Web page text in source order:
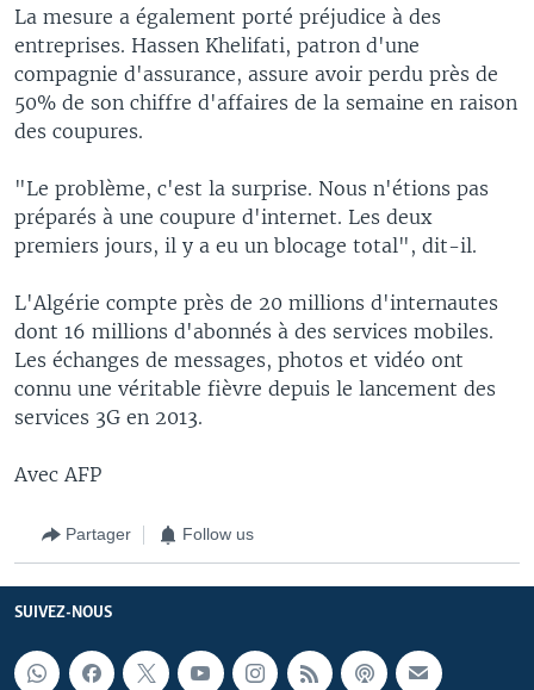
La mesure a également porté préjudice à des
entreprises. Hassen Khelifati, patron d'une
compagnie d'assurance, assure avoir perdu près de
50% de son chiffre d'affaires de la semaine en raison
des coupures.
"Le problème, c'est la surprise. Nous n'étions pas
préparés à une coupure d'internet. Les deux
premiers jours, il y a eu un blocage total", dit-il.
L'Algérie compte près de 20 millions d'internautes
dont 16 millions d'abonnés à des services mobiles.
Les échanges de messages, photos et vidéo ont
connu une véritable fièvre depuis le lancement des
services 3G en 2013.
Avec AFP
Partager Follow us
SUIVEZ-NOUS